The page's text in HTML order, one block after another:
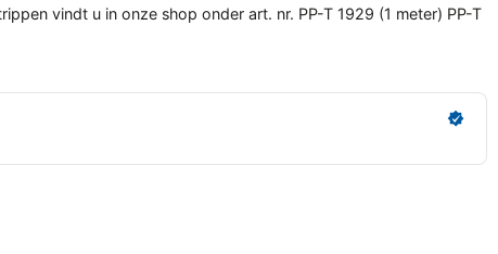
vindt u in onze shop onder art. nr. PP-T 1929 (1 meter) PP-T